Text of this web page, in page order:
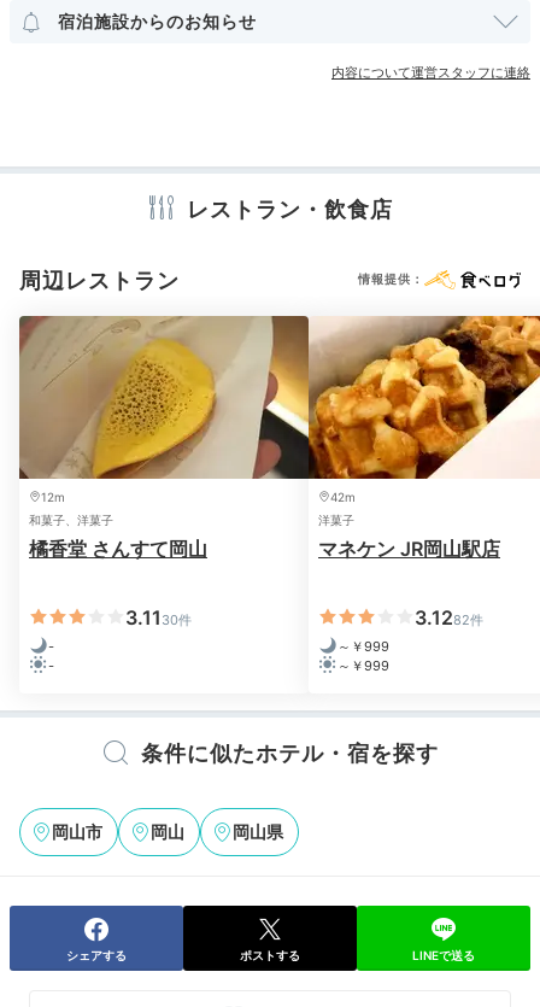
歯ブラシ カミソリ シャンプー リンス ボディソープ タオル
ドライヤー お茶セット 電気ポット
※設備・アメニティは、確認が取れている情報を表示しています。
宿泊施設からのお知らせ
内容について運営スタッフに連絡
レストラン・飲食店
周辺レストラン 情報提供：
12m
和菓子、洋菓子
橘香堂 さんすて岡山
3.11 30件
-
-
42m
洋菓子
マネケン JR岡山駅店
3.1282件
～￥999
～￥999
条件に似たホテル・宿を探す
岡山市 岡山 岡山県
シェアする ポストする LINEで送る